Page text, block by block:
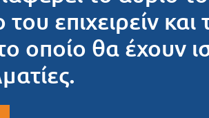
του επιχειρείν
οποίο θα έχουν